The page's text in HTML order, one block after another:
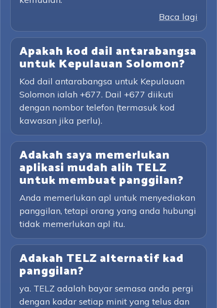
Baca lagi
Apakah kod dail antarabangsa
untuk Kepulauan Solomon?
Kod dail antarabangsa untuk Kepulauan
Solomon ialah +677. Dail +677 diikuti
dengan nombor telefon (termasuk kod
kawasan jika perlu).
Adakah saya memerlukan
aplikasi mudah alih TELZ
untuk membuat panggilan?
Anda memerlukan apl untuk menyediakan
panggilan, tetapi orang yang anda hubungi
tidak memerlukan apl itu.
Adakah TELZ alternatif kad
panggilan?
ya. TELZ adalah bayar semasa anda pergi
dengan kadar setiap minit yang telus dan